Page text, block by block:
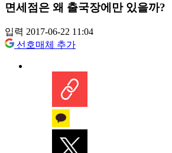
면세점은 왜 출국장에만 있을까?
입력 2017-06-22 11:04
선호매체 추가